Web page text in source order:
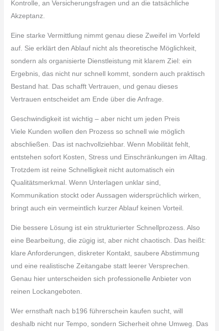
Kontrolle, an Versicherungsfragen und an die tatsächliche
Akzeptanz.
Eine starke Vermittlung nimmt genau diese Zweifel im Vorfeld
auf. Sie erklärt den Ablauf nicht als theoretische Möglichkeit,
sondern als organisierte Dienstleistung mit klarem Ziel: ein
Ergebnis, das nicht nur schnell kommt, sondern auch praktisch
Bestand hat. Das schafft Vertrauen, und genau dieses
Vertrauen entscheidet am Ende über die Anfrage.
Geschwindigkeit ist wichtig – aber nicht um jeden Preis
Viele Kunden wollen den Prozess so schnell wie möglich
abschließen. Das ist nachvollziehbar. Wenn Mobilität fehlt,
entstehen sofort Kosten, Stress und Einschränkungen im Alltag.
Trotzdem ist reine Schnelligkeit nicht automatisch ein
Qualitätsmerkmal. Wenn Unterlagen unklar sind,
Kommunikation stockt oder Aussagen widersprüchlich wirken,
bringt auch ein vermeintlich kurzer Ablauf keinen Vorteil.
Die bessere Lösung ist ein strukturierter Schnellprozess. Also
eine Bearbeitung, die zügig ist, aber nicht chaotisch. Das heißt:
klare Anforderungen, diskreter Kontakt, saubere Abstimmung
und eine realistische Zeitangabe statt leerer Versprechen.
Genau hier unterscheiden sich professionelle Anbieter von
reinen Lockangeboten.
Wer ernsthaft nach b196 führerschein kaufen sucht, will
deshalb nicht nur Tempo, sondern Sicherheit ohne Umweg. Das